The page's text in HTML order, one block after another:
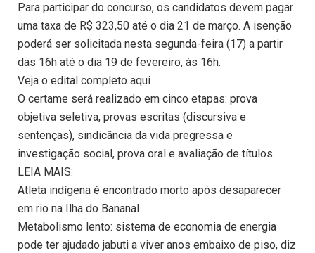
Para participar do concurso, os candidatos devem pagar
uma taxa de R$ 323,50 até o dia 21 de março. A isenção
poderá ser solicitada nesta segunda-feira (17) a partir
das 16h até o dia 19 de fevereiro, às 16h.
Veja o edital completo aqui
O certame será realizado em cinco etapas: prova
objetiva seletiva, provas escritas (discursiva e
sentenças), sindicância da vida pregressa e
investigação social, prova oral e avaliação de títulos.
LEIA MAIS:
Atleta indígena é encontrado morto após desaparecer
em rio na Ilha do Bananal
Metabolismo lento: sistema de economia de energia
pode ter ajudado jabuti a viver anos embaixo de piso, diz